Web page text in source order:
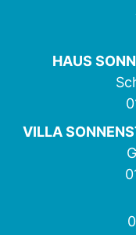
HAUS
VILLA